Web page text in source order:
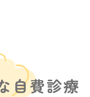
自費診療